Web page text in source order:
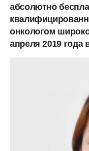
абсолютно
онкологом
апреля 2019 года